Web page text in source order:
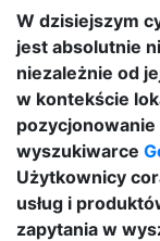
W dzisiejszym
jest absolutnie
niezależnie od
w kontekście
wyszukiwarce
Użytkownicy
usług i
zapytania w